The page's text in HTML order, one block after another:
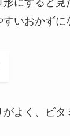
にすると見
いおかずに
よく、ビタ